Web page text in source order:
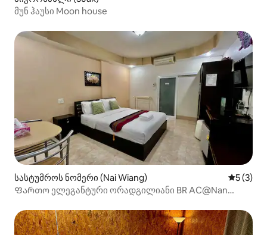
მუნ ჰაუსი Moon house
სასტუმროს ნომერი (Nai Wiang)
5 (3)
Ფართო ელეგანტური ორადგილიანი BR AC@Nan